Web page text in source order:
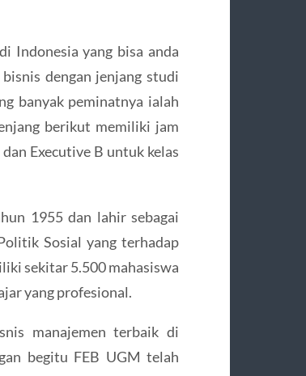
Indonesia yang bisa anda
dengan jenjang studi
banyak peminatnya ialah
berikut memiliki jam
Executive B untuk kelas
1955 dan lahir sebagai
Sosial yang terhadap
sekitar 5.500 mahasiswa
yang profesional.
manajemen terbaik di
begitu FEB UGM telah